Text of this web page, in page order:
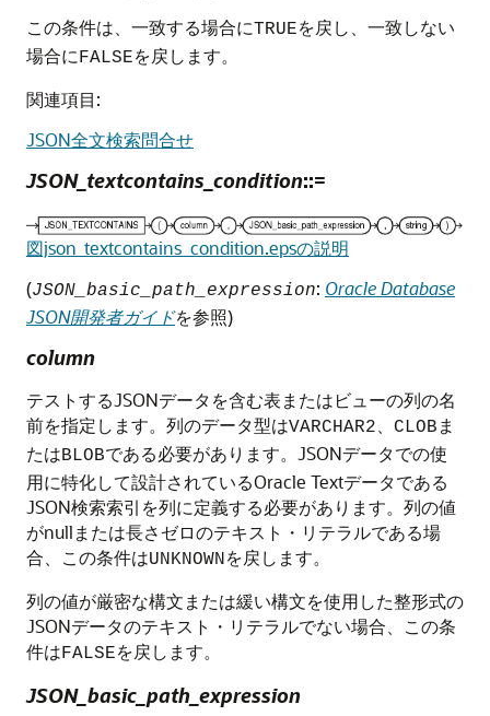
この条件は、一致する場合にTRUEを戻し、一致しない
場合にFALSEを戻します。
関連項目:
JSON全文検索問合せ
JSON_textcontains_condition::=
図json_textcontains_condition.epsの説明
(JSON_basic_path_expression: Oracle Database
JSON開発者ガイドを参照)
column
テストするJSONデータを含む表またはビューの列の名
前を指定します。列のデータ型はVARCHAR2、 CLOB ま
たはBLOBである必要があります。JSONデータでの使
用に特化して設計されているOracle Textデータである
JSON検索索引を列に定義する必要があります。列の値
がnullまたは長さゼロのテキスト・リテラルである場
合、この条件はUNKNOWNを戻します。
列の値が厳密な構文または緩い構文を使用した整形式の
JSONデータのテキスト・リテラルでない場合、この条
件はFALSEを戻します。
JSON_basic_path_expression